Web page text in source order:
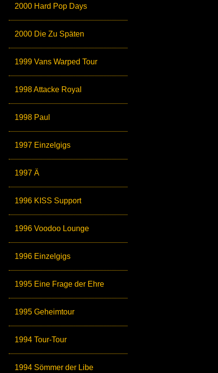
2000 Hard Pop Days
2000 Die Zu Späten
1999 Vans Warped Tour
1998 Attacke Royal
1998 Paul
1997 Einzelgigs
1997 Ä
1996 KISS Support
1996 Voodoo Lounge
1996 Einzelgigs
1995 Eine Frage der Ehre
1995 Geheimtour
1994 Tour-Tour
1994 Sömmer der Libe